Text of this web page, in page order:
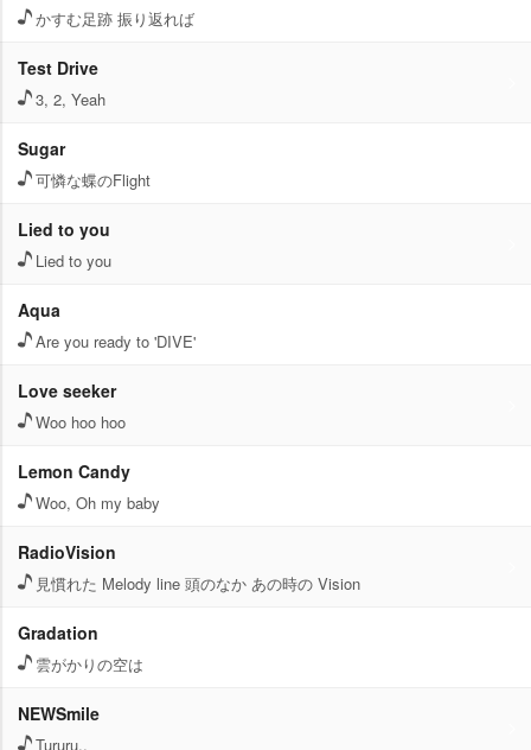
かすむ足跡 振り返れば
Test Drive
3, 2, Yeah
Sugar
可憐な蝶のFlight
Lied to you
Lied to you
Aqua
Are you ready to 'DIVE'
Love seeker
Woo hoo hoo
Lemon Candy
Woo, Oh my baby
RadioVision
見慣れた Melody line 頭のなか あの時の Vision
Gradation
雲がかりの空は
NEWSmile
Tururu..